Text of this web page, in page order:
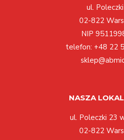
ul.
02-822
NIP
telefon: +48 22
NASZA
ul. Poleczki 23
02-822